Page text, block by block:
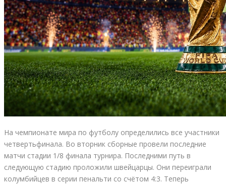
На чемпионате мира по футболу определились все участники
четвертьфинала. Во вторник сборные провели последние
матчи стадии 1/8 финала турнира. Последними путь в
следующую стадию проложили швейцарцы. Они переиграли
колумбийцев в серии пенальти со счётом 4:3. Теперь